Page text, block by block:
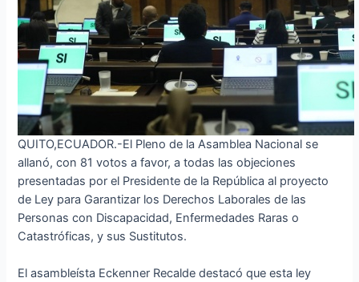
QUITO,ECUADOR.-El Pleno de la Asamblea Nacional se
allanó, con 81 votos a favor, a todas las objeciones
presentadas por el Presidente de la República al proyecto
de Ley para Garantizar los Derechos Laborales de las
Personas con Discapacidad, Enfermedades Raras o
Catastróficas, y sus Sustitutos.
El asambleísta Eckenner Recalde destacó que esta ley